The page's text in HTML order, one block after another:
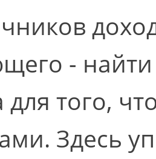
-
того,
Здесь